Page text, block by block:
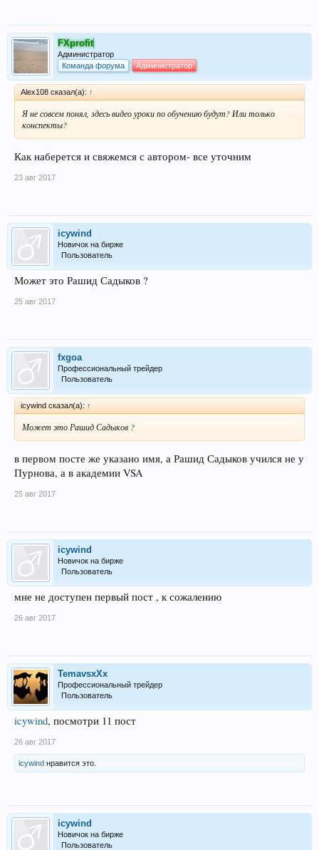
FXprofit
Администратор
Команда форума
Администратор
Alex108 сказал(а): ↑
Я не совсем понял, здесь видео уроки по обучению будут? Или только
конспекты?
Как наберется и свяжемся с автором- все уточним
23 авг 2017
icywind
Новичок на бирже
Пользователь
Может это Рашид Садыков ?
25 авг 2017
fxgoa
Профессиональный трейдер
Пользователь
icywind сказал(а): ↑
Может это Рашид Садыков ?
в первом посте же указано имя, а Рашид Садыков учился не у
Пурнова, а в академии VSA
25 авг 2017
icywind
Новичок на бирже
Пользователь
мне не доступен первый пост , к сожалению
26 авг 2017
TemavsxXx
Профессиональный трейдер
Пользователь
icywind, посмотри 11 пост
26 авг 2017
icywind нравится это.
icywind
Новичок на бирже
Пользователь